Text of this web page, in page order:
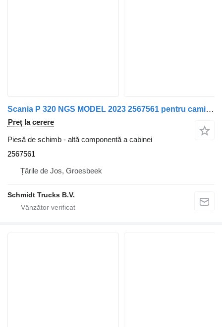
Scania P 320 NGS MODEL 2023 2567561 pentru camion
Preț la cerere
Piesă de schimb - altă componentă a cabinei
2567561
Țările de Jos, Groesbeek
Schmidt Trucks B.V.